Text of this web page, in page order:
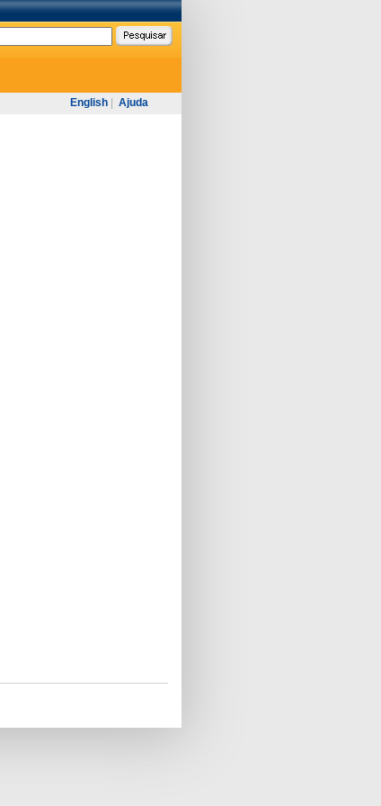
English Ajuda